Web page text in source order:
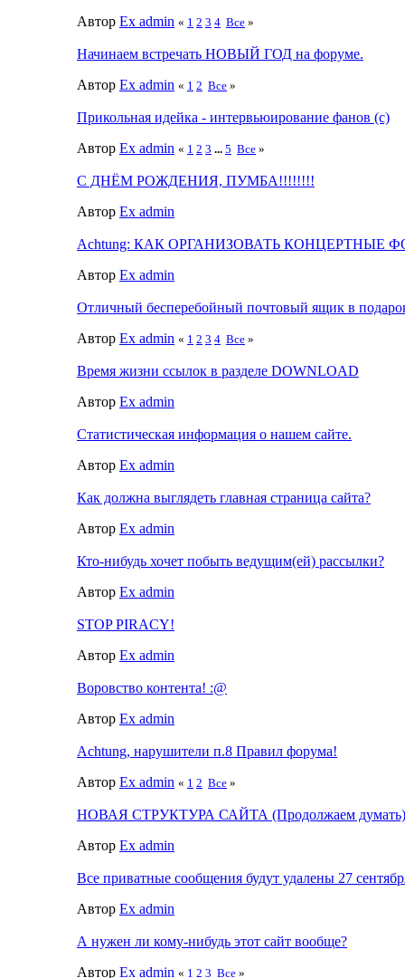
Автор Ex admin « 1 2 3 4 Все »
Начинаем встречать НОВЫЙ ГОД на форуме.
Автор Ex admin « 1 2 Все »
Прикольная идейка - интервьюирование фанов (с)
Автор Ex admin « 1 2 3 ... 5 Все »
C ДНЁМ РОЖДЕНИЯ, ПУМБА!!!!!!!!
Автор Ex admin
Achtung: КАК ОРГАНИЗОВАТЬ КОНЦЕРТНЫЕ
Автор Ex admin
Отличный бесперебойный почтовый ящик в
Автор Ex admin « 1 2 3 4 Все »
Время жизни ссылок в разделе DOWNLOAD
Автор Ex admin
Статистическая информация о нашем сайте.
Автор Ex admin
Как должна выглядеть главная страница сайта?
Автор Ex admin
Кто-нибудь хочет побыть ведущим(ей) рассылки?
Автор Ex admin
STOP PIRACY!
Автор Ex admin
Воровство контента! :@
Автор Ex admin
Achtung, нарушители п.8 Правил форума!
Автор Ex admin « 1 2 Все »
НОВАЯ СТРУКТУРА САЙТА (Продолжаем думать)
Автор Ex admin
Все приватные сообщения будут удалены 27
Автор Ex admin
А нужен ли кому-нибудь этот сайт вообще?
Автор Ex admin « 1 2 3 Все »